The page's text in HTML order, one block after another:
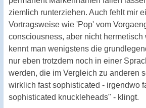
ziemlich runterziehen. Auch fehlt mir
Vortragsweise wie 'Pop' vom
consciousness, aber nicht hermetisch
kennt man wenigstens die
nur eben trotzdem noch in einer
werden, die im Vergleich zu anderen
wirklich fast sophisticated - irgendwo
sophisticated knuckleheads" - klingt.